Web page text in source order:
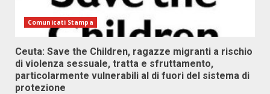
Comunicati Stampa
Ceuta: Save the Children, ragazze migranti a rischio
di violenza sessuale, tratta e sfruttamento,
particolarmente vulnerabili al di fuori del sistema di
protezione